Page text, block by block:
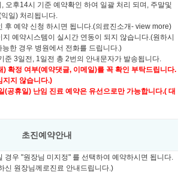
오후14시 기준 예약확인 하여 일괄 처리 되며, 주말및
일) 처리됩니다.
후 예약 신청 하시면 됩니다.(의료진소개- view more)
예약시스템이 실시간 연동이 되지 않습니다.(원하시
한 경우 병원에서 전화를 드립니다.)
준 3일전, 1일전 총 2번의 안내문자가 발송됩니다.
) 확정 여부(예약댓글, 이메일)를 꼭 확인 부탁드립니다.
지지 않습니다.)
(공휴일) 난임 진료 예약은 유선으로만 가능합니다.( 대
초진예약안내
경우 "원장님 미지정" 를 선택하여 예약하시면 됩니다.
신 원장님께로진료 안내드립니다.)